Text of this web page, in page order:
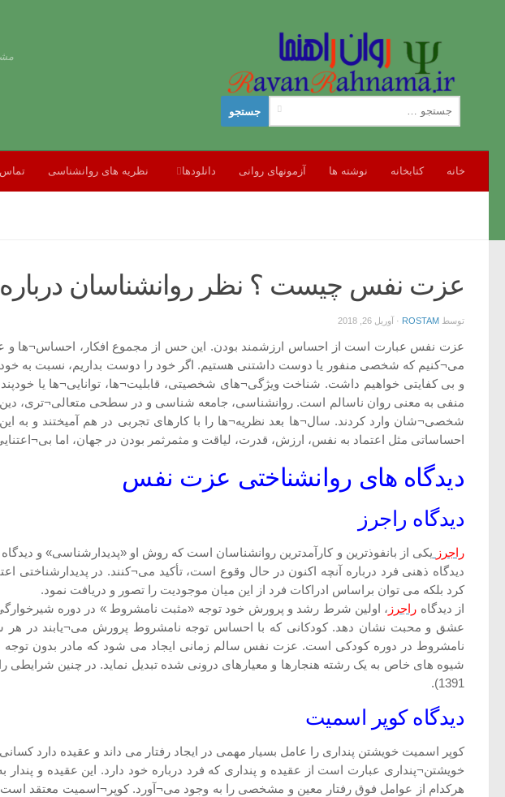
برای:
خانه کتابخانه نوشته ها آزمونهای روانی دانلودها نظریه های روانشناسی تماس
عزت نفس چیست ؟ نظر روانشناسان
توسط ROSTAM
· آوریل 26, 2018
عزت نفس عبارت است از احساس ارزشمند بودن. این حس از مجموع افکار، احساس¬ها و
می¬کنیم که شخصی منفور یا دوست داشتنی هستیم. اگر خود را دوست بداریم، نسبت به
و بی کفایتی خواهیم داشت. شناخت ویژگی¬های شخصیتی، قابلیت¬ها، توانایی¬ها یا
منفی به معنی روان ناسالم است. روانشناسی، جامعه شناسی و در سطحی متعالی¬تری، دین
شخصی¬شان وارد کردند. سال¬ها بعد نظریه¬ها را با کارهای تجربی در هم آمیختند و
احساساتی مثل اعتماد به نفس، ارزش، قدرت، لیاقت و مثمرثمر بودن در جهان، اما بی¬اعتنایی به این نیاز
دیدگاه های روانشناختی عزت نفس
دیدگاه راجرز
راجرز یکی از بانفوذترین و کارآمدترین روانشناسان است که روش او «پدیدارشناسی» و
دیدگاه ذهنی فرد درباره آنچه اکنون در حال وقوع است، تأکید می¬کنند. در
کرد بلکه می توان براساس ادراکات فرد از این میان موجودیت را تصور و دریافت نمود.
از دیدگاه راجرز ، اولین شرط رشد و پرورش خود توجه «مثبت نامشروط » در دوره
عشق و محبت نشان دهد. کودکانی که با احساس توجه نامشروط پرورش می¬یابند در هر
نامشروط در دوره کودکی است. عزت نفس سالم زمانی ایجاد می شود که مادر بدون
1391).
دیدگاه کوپر اسمیت
کوپر اسمیت خویشتن پنداری را عامل بسیار مهمی در ایجاد رفتار می داند و عقیده دارد
خویشتن¬پنداری عبارت است از عقیده و پنداری که فرد درباره خود دارد. این عقیده و
هرکدام از عوامل فوق رفتار معین و مشخصی را به وجود می¬آورد. کوپر¬اسمیت معتقد است